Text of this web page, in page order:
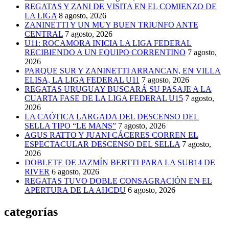
REGATAS Y ZANI DE VISITA EN EL COMIENZO DE
LA LIGA 8 agosto, 2026
ZANINETTI Y UN MUY BUEN TRIUNFO ANTE
CENTRAL 7 agosto, 2026
U11: ROCAMORA INICIA LA LIGA FEDERAL
RECIBIENDO A UN EQUIPO CORRENTINO 7 agosto,
2026
PARQUE SUR Y ZANINETTI ARRANCAN, EN VILLA
ELISA, LA LIGA FEDERAL U11 7 agosto, 2026
REGATAS URUGUAY BUSCARÁ SU PASAJE A LA
CUARTA FASE DE LA LIGA FEDERAL U15 7 agosto,
2026
LA CAÓTICA LARGADA DEL DESCENSO DEL
SELLA TIPO “LE MANS” 7 agosto, 2026
AGUS RATTO Y JUANI CÁCERES CORREN EL
ESPECTACULAR DESCENSO DEL SELLA 7 agosto,
2026
DOBLETE DE JAZMÍN BERTTI PARA LA SUB14 DE
RIVER 6 agosto, 2026
REGATAS TUVO DOBLE CONSAGRACIÓN EN EL
APERTURA DE LA AHCDU 6 agosto, 2026
categorías